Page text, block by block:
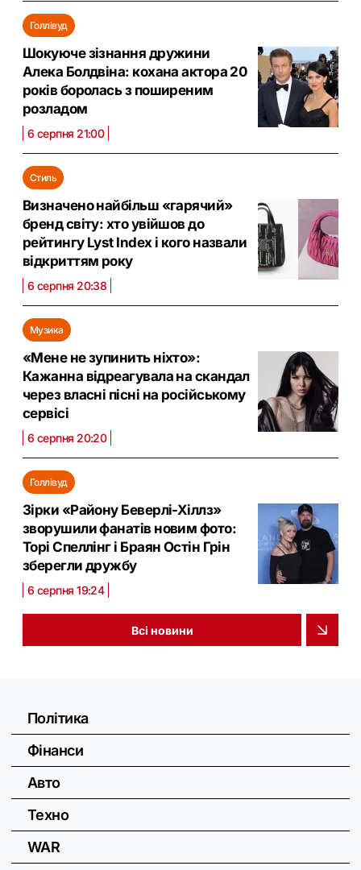
Голлівуд
Шокуюче зізнання дружини
Алека Болдвіна: кохана актора 20
років боролась з поширеним
розладом
6 серпня 21:00
Стиль
Визначено найбільш «гарячий»
бренд світу: хто увійшов до
рейтингу Lyst Index і кого назвали
відкриттям року
6 серпня 20:38
Музика
«Мене не зупинить ніхто»:
Кажанна відреагувала на скандал
через власні пісні на російському
сервісі
6 серпня 20:20
Голлівуд
Зірки «Району Беверлі-Хіллз»
зворушили фанатів новим фото:
Торі Спеллінг і Браян Остін Грін
зберегли дружбу
6 серпня 19:24
Всі новини
Політика
Фінанси
Авто
Техно
WAR